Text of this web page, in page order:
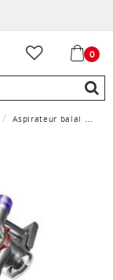
0
Aspirateur balai